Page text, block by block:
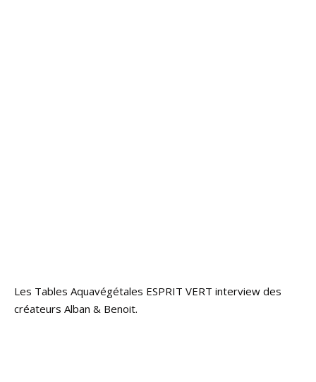
Les Tables Aquavégétales ESPRIT VERT interview des
créateurs Alban & Benoit.